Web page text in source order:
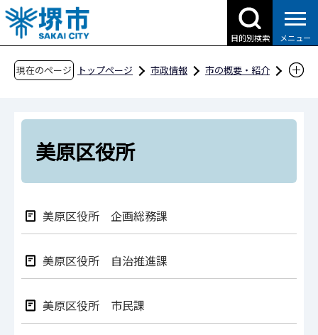
こ
の
ペ
目的別検索 メニュー
現在のページ トップページ 市政情報
市の概要・紹介
美原区役所
美原区役所
美原区役所 企画総務課
美原区役所 自治推進課
美原区役所 市民課